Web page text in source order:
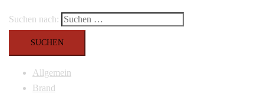
Suchen nach:
Allgemein
Brand